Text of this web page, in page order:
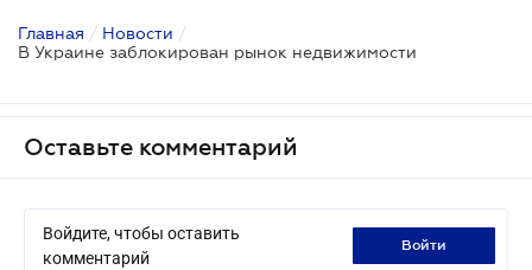
Главная / Новости /
В Украине заблокирован рынок недвижимости
Оставьте комментарий
Войдите, чтобы оставить
комментарий
войти